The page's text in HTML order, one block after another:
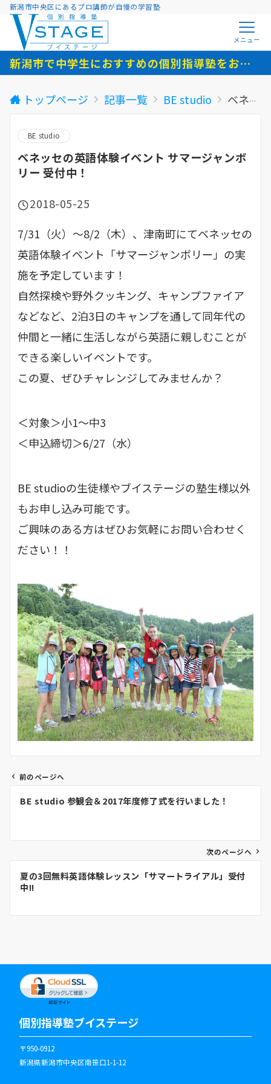
新潟市中央区にあるプロ講師が自慢の学習塾
メニュー
新潟市で中学生におすすめの個別指導塾をお探しの方へ
トップページ 記事一覧 BE studio ベネッセの英語体験イベント サマージャンボリー 受付中！
BE studio
ベネッセの英語体験イベント サマージャンボ
リー 受付中！
2018-05-25
7/31（火）～8/2（木）、津南町にてベネッセの
英語体験イベント「サマージャンボリー」の実
施を予定しています！
自然探検や野外クッキング、キャンプファイア
などなど、2泊3日のキャンプを通して同年代の
仲間と一緒に生活しながら英語に親しむことが
できる楽しいイベントです。
この夏、ぜひチャレンジしてみませんか？
＜対象＞小1～中3
＜申込締切＞6/27（水）
BE studioの生徒様やブイステージの塾生様以外
もお申し込み可能です。
ご興味のある方はぜひお気軽にお問い合わせく
ださい！！
投
ビ
シ
ョ
ン
前のページへ
BE studio 参観会＆2017年度修了式を行いました！
次のページへ
夏の3回無料英語体験レッスン「サマートライアル」受付
中!!
個別指導塾ブイステージ
〒950-0912
新潟県新潟市中央区南笹口1-1-12